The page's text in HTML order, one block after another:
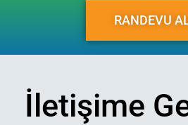
RANDEVU
İletişime